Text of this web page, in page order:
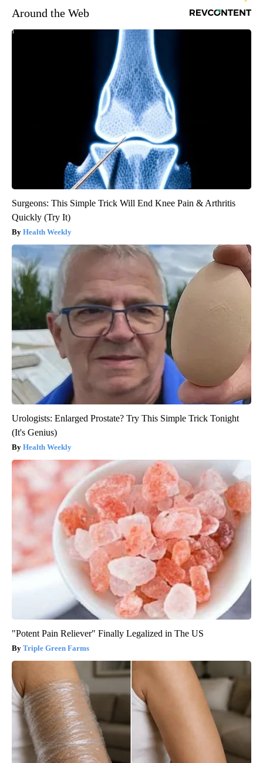
Around the Web
Surgeons: This Simple Trick Will End Knee Pain & Arthritis
Quickly (Try It)
Health Weekly
Urologists: Enlarged Prostate? Try This Simple Trick Tonight
(It's Genius)
Health Weekly
"Potent Pain Reliever" Finally Legalized in The US
Triple Green Farms